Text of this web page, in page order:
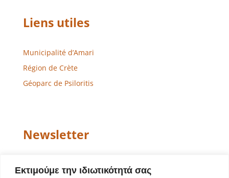
Εκτιμούμε την ιδιωτικότητά σας
Liens utiles
Municipalité d’Amari
Région de Crète
Géoparc de Psiloritis
Newsletter